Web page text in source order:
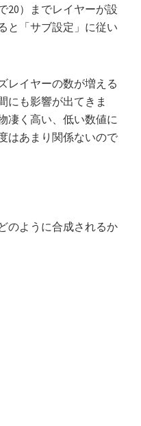
20）までレイヤーが設
と「サブ設定」に従い
レイヤーの数が増える
にも影響が出てきま
凄く高い、低い数値に
はあまり関係ないので
のように合成されるか